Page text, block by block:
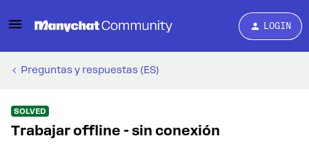
LOGIN
Preguntas y respuestas (ES)
SOLVED
Trabajar offline - sin conexión